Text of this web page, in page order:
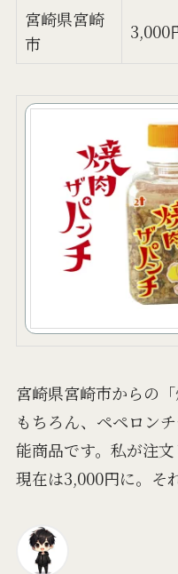
宮崎県宮崎
市
3,000
宮崎県宮崎市からの
もちろん、ペペロン
能商品です。私が注文
現在は3,000円に。そ